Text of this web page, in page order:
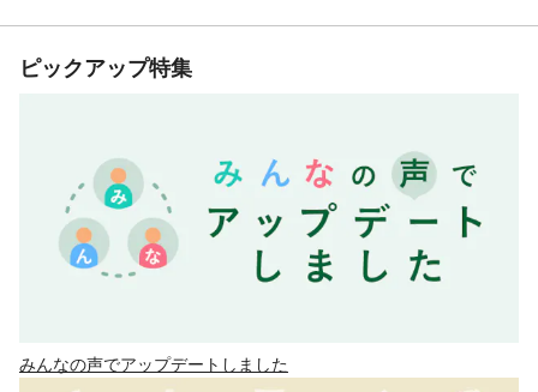
ピックアップ特集
みんなの声でアップデートしました